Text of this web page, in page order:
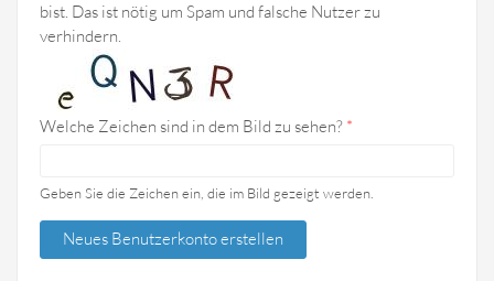
bist. Das ist nötig um Spam und falsche Nutzer zu
verhindern.
Welche Zeichen sind in dem Bild zu sehen? *
Geben Sie die Zeichen ein, die im Bild gezeigt werden.